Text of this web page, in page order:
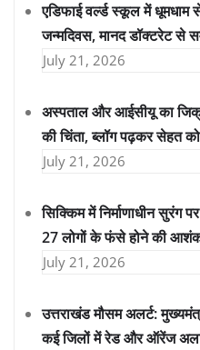
एडिफाई वर्ल्ड स्कूल में धूमधाम
जन्मदिवस, मानद डॉक्टरेट से
July 21, 2026
अस्पताल और आईसीयू का
की चिंता, ब्लॉग पढ़कर सेहत
July 21, 2026
सिक्किम में निर्माणाधीन
27 लोगों के फंसे होने की
July 21, 2026
उत्तराखंड मौसम अलर्ट:
कई जिलों में रेड और ऑरेंज